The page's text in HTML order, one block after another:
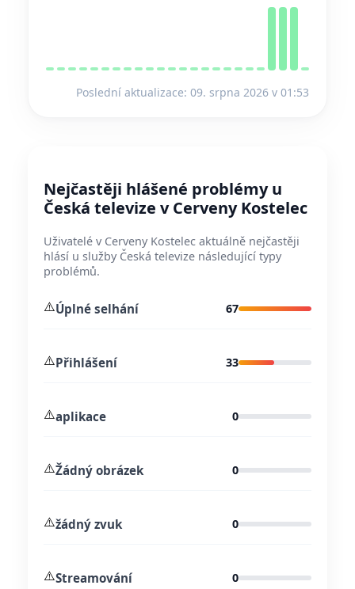
Poslední aktualizace: 09. srpna 2026 v 01:53
Nejčastěji hlášené problémy u
Česká televize v Cerveny Kostelec
Uživatelé v Cerveny Kostelec aktuálně nejčastěji
hlásí u služby Česká televize následující typy
problémů.
⚠️Úplné selhání 67
⚠️Přihlášení 33
⚠️aplikace 0
⚠️Žádný obrázek 0
⚠️žádný zvuk 0
⚠️Streamování 0